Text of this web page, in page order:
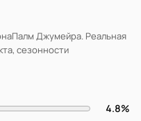
Палм Джумейра. Реальная
сезонности
4.8%